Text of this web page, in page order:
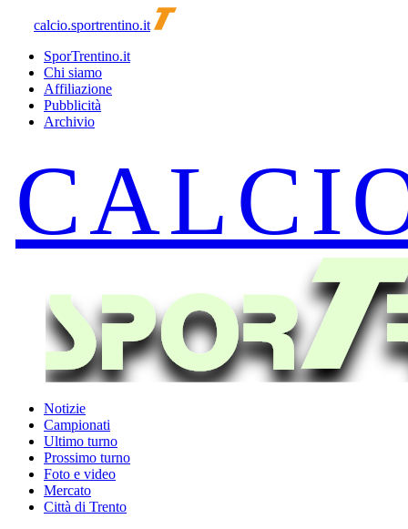
calcio.sportrentino.it
SporTrentino.it
Chi siamo
Affiliazione
Pubblicità
Archivio
Notizie
Campionati
Ultimo turno
Prossimo turno
Foto e video
Mercato
Città di Trento